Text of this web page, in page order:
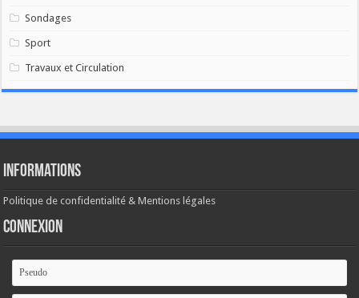
Sondages
Sport
Travaux et Circulation
Informations
Politique de confidentialité & Mentions légales
Connexion